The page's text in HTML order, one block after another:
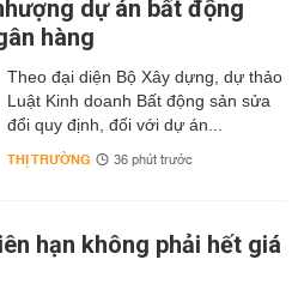
dự án bất động
hàng
Theo đại diện Bộ Xây dựng, dự thảo
Luật Kinh doanh Bất động sản sửa
đổi quy định, đối với dự án...
THỊ TRƯỜNG 36 phút trước
hạn không phải hết giá